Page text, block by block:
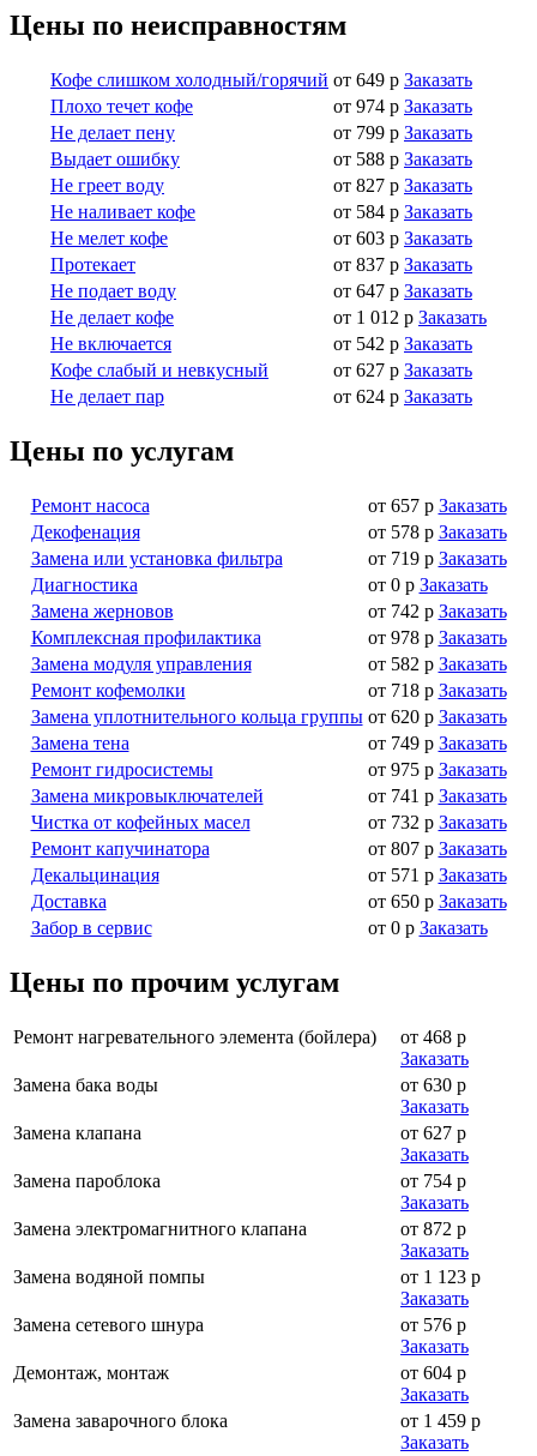
Цены по неисправностям
Кофе слишком холодный/горячий от 649 р Заказать
Плохо течет кофе
от 974 р Заказать
Не делает пену
от 799 р Заказать
Выдает ошибку
от 588 р Заказать
Не греет воду
от 827 р Заказать
Не наливает кофе
от 584 р Заказать
Не мелет кофе
от 603 р Заказать
Протекает
от 837 р Заказать
Не подает воду
от 647 р Заказать
Не делает кофе
от 1 012 р Заказать
Не включается
от 542 р Заказать
Кофе слабый и невкусный
от 627 р Заказать
Не делает пар
от 624 р Заказать
Цены по услугам
Ремонт насоса от 657 р Заказать
Декофенация
от 578 р Заказать
Замена или установка фильтра
от 719 р Заказать
Диагностика
от 0 р Заказать
Замена жерновов
от 742 р Заказать
Комплексная профилактика
от 978 р Заказать
Замена модуля управления
от 582 р Заказать
Ремонт кофемолки
от 718 р Заказать
Замена уплотнительного кольца группы от 620 р Заказать
Замена тена
от 749 р Заказать
Ремонт гидросистемы
от 975 р Заказать
Замена микровыключателей
от 741 р Заказать
Чистка от кофейных масел
от 732 р Заказать
Ремонт капучинатора
от 807 р Заказать
Декальцинация
от 571 р Заказать
Доставка
от 650 р Заказать
Забор в сервис
от 0 р Заказать
Цены по прочим услугам
Ремонт нагревательного элемента (бойлера)
от 468 р
Заказать
Замена бака воды
от 630 р
Заказать
Замена клапана
от 627 р
Заказать
Замена пароблока
от 754 р
Заказать
Замена электромагнитного клапана
от 872 р
Заказать
Замена водяной помпы
от 1 123 р
Заказать
Замена сетевого шнура
от 576 р
Заказать
Демонтаж, монтаж
от 604 р
Заказать
Замена заварочного блока
от 1 459 р
Заказать